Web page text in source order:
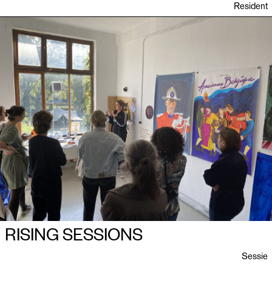
Resident
RISING SESSIONS
Sessie